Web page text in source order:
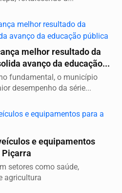
melhor resultado da
avanço da educação...
fundamental, o município
desempenho da série...
e equipamentos
Piçarra
setores como saúde,
agricultura